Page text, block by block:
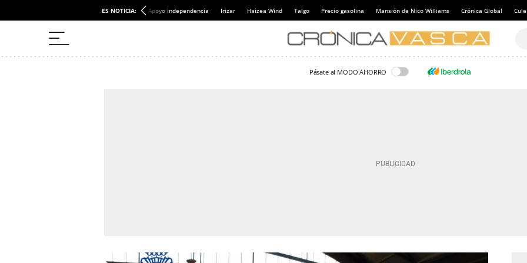
ES NOTICIA: Apoyo independencia Irizar Haizea Wind Talgo Precio gasolina Mansión de Nico Williams Crónica Global
Pásate al MODO AHORRO